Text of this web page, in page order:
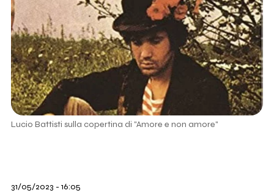
Lucio Battisti sulla copertina di "Amore e non amore"
31/05/2023 - 16:05